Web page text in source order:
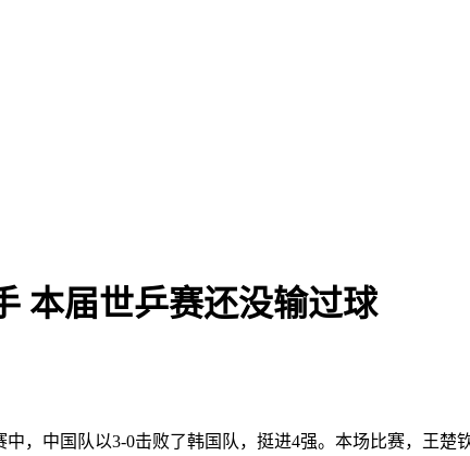
本届世乒赛还没输过球
，中国队以3-0击败了韩国队，挺进4强。本场比赛，王